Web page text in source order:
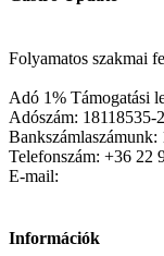
Folyamatos szakmai
Adó 1% Támogatási
Adószám: 18118535-
Telefonszám: +36 22
E-mail:
Információk